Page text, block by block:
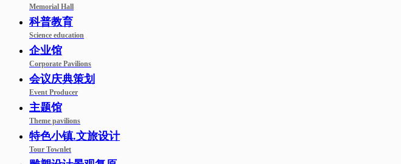
Memorial Hall
科普教育
Science education
企业馆
Corporate Pavilions
会议庆典策划
Event Producer
主题馆
Theme pavilions
特色小镇.文旅设计
Tour Townlet